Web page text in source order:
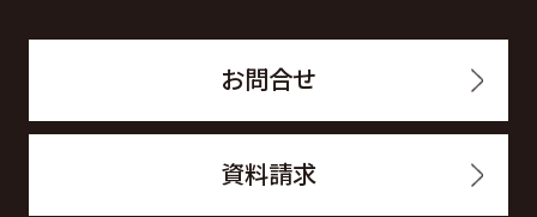
お問合せ
資料請求